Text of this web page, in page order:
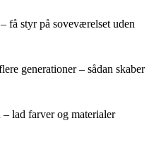
få styr på soveværelset uden
generationer – sådan skaber
lad farver og materialer